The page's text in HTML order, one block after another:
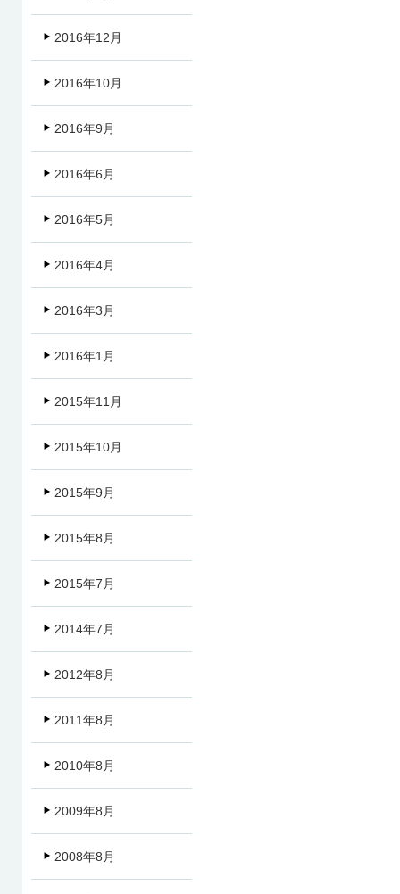
2016年12月
2016年10月
2016年9月
2016年6月
2016年5月
2016年4月
2016年3月
2016年1月
2015年11月
2015年10月
2015年9月
2015年8月
2015年7月
2014年7月
2012年8月
2011年8月
2010年8月
2009年8月
2008年8月